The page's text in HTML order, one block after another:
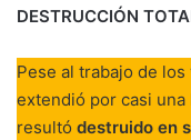
DESTRUCCIÓN
Pese al trabajo de
extendió por casi
resultó destruido en